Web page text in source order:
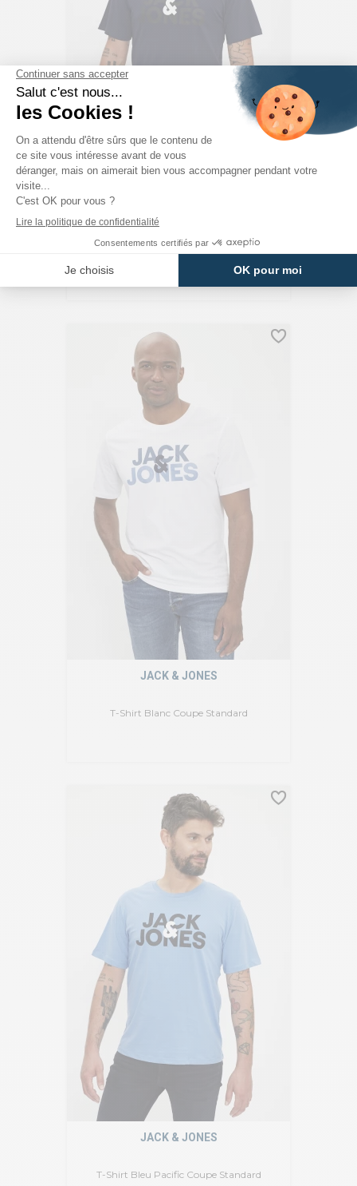
T-Shirt Bleu Marine Coupe Standard
JACK & JONES
T-Shirt Blanc Coupe Standard
JACK & JONES
T-Shirt Bleu Pacific Coupe Standard
JACK & JONES